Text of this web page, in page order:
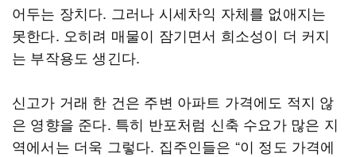
어두는 장치다. 그러나 시세차익 자체를 없애지는
못한다. 오히려 매물이 잠기면서 희소성이 더 커지
는 부작용도 생긴다.
신고가 거래 한 건은 주변 아파트 가격에도 적지 않
은 영향을 준다. 특히 반포처럼 신축 수요가 많은 지
역에서는 더욱 그렇다. 집주인들은 “이 정도 가격에